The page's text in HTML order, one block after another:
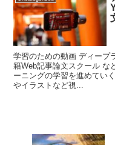
学習のための動画 ディープ
籍Web記事論文スクール な
ーニングの学習を進めてい
やイラストなど視...